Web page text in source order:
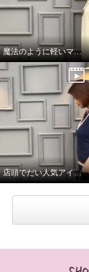
魔法のように軽いマジックライトのトート
店頭でだい人気アイテムです